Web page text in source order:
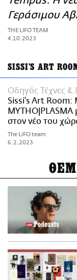
ΑΜΠΑ
PRINT
Γεράσιμου
THE LIFO TEAM
4.10.2023
SISSI'S ART
Οδηγός Τέχνες &
Sissi’s Art Room:
MYTHO|PLASMA
στον νέο του
The LiFO team
6.2.2023